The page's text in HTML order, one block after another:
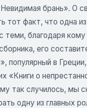
брань». О
факт, что одна
благодаря
его
в
«Книги о
так случилось, мы
одну из главных